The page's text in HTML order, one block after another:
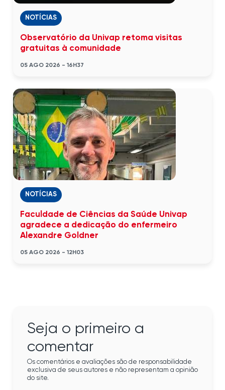
NOTÍCIAS
Observatório da Univap retoma visitas
gratuitas à comunidade
05 AGO 2026 - 16H37
NOTÍCIAS
Faculdade de Ciências da Saúde Univap
agradece a dedicação do enfermeiro
Alexandre Goldner
05 AGO 2026 - 12H03
Seja o primeiro a
comentar
Os comentários e avaliações são de responsabilidade
exclusiva de seus autores e não representam a opinião
do site.